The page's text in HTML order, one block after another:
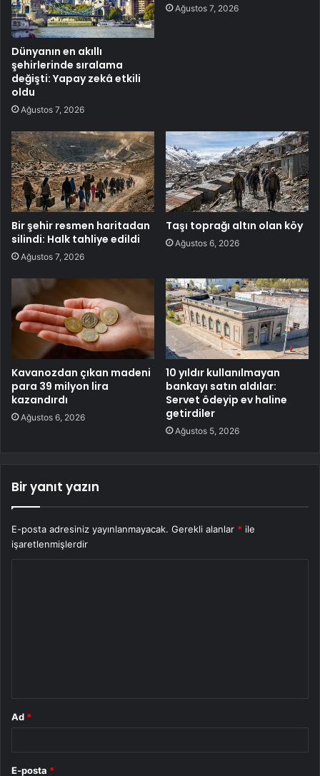
Dünyanın en akıllı
şehirlerinde sıralama
değişti: Yapay zekâ etkili
oldu
Ağustos 7, 2026
Ağustos 7, 2026
Bir şehir resmen haritadan
silindi: Halk tahliye edildi
Ağustos 7, 2026
Taşı toprağı altın olan köy
Ağustos 6, 2026
Kavanozdan çıkan madeni
para 39 milyon lira
kazandırdı
Ağustos 6, 2026
10 yıldır kullanılmayan
bankayı satın aldılar:
Servet ödeyip ev haline
getirdiler
Ağustos 5, 2026
Bir yanıt yazın
E-posta adresiniz yayınlanmayacak. Gerekli alanlar * ile
işaretlenmişlerdir
Ad *
E-posta *